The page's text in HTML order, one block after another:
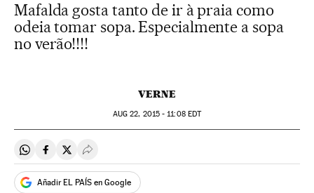
Mafalda gosta tanto de ir à praia como
odeia tomar sopa. Especialmente a sopa
no verão!!!!
VERNE
AUG 22, 2015 - 11:08EDT
Compartir en Whatsapp
Compartir en Facebook
Compartir en Twitter
Desplegar Redes Sociales
Añadir EL PAÍS en Google